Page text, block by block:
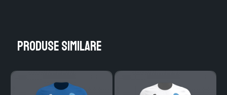
Produse similare